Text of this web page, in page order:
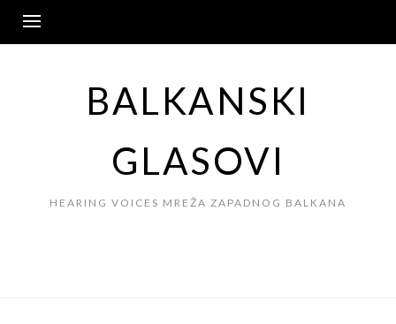
content
BALKANSKI
GLASOVI
HEARING VOICES MREŽA ZAPADNOG BALKANA